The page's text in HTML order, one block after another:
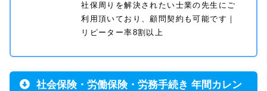
社保周りを解決されたい士業の先生にご
利用頂いており、顧問契約も可能です｜
リピーター率8割以上
社会保険・労働保険・労務手続き 年間カレン